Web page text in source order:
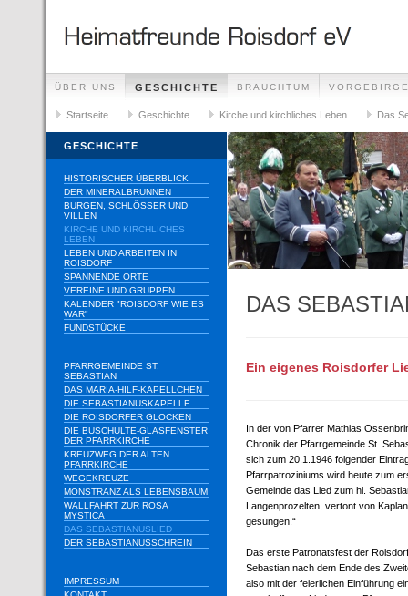
ÜBER UNS GESCHICHTE BRAUCHTUM
Startseite Geschichte Kirche und kirchliches Leben Das
GESCHICHTE
HISTORISCHER ÜBERBLICK
DER MINERALBRUNNEN
BURGEN, SCHLÖSSER UND
VILLEN
KIRCHE UND KIRCHLICHES
LEBEN
LEBEN UND ARBEITEN IN
ROISDORF
SPANNENDE ORTE
VEREINE UND GRUPPEN
KALENDER "ROISDORF WIE ES
WAR"
FUNDSTÜCKE
PFARRGEMEINDE ST.
SEBASTIAN
DAS MARIA-HILF-KAPELLCHEN
DIE SEBASTIANUSKAPELLE
DIE ROISDORFER GLOCKEN
DIE BUSCHULTE-GLASFENSTER
DER PFARRKIRCHE
KREUZWEG DER ALTEN
PFARRKIRCHE
WEGEKREUZE
MONSTRANZ ALS LEBENSBAUM
WALLFAHRT ZUR ROSA
MYSTICA
DAS SEBASTIANUSLIED
DER SEBASTIANUSSCHREIN
IMPRESSUM
DAS
Ein eigenes Roisdorfer
In der von Pfarrer Mathias
Chronik der Pfarrgemeinde St.
sich zum 20.1.1946 folgender
Pfarrpatroziniums wird heute zum
Gemeinde das Lied zum hl.
Langenprozelten, vertont von
gesungen.“
Das erste Patronatsfest der
Sebastian nach dem Ende des
also mit der feierlichen Einführung